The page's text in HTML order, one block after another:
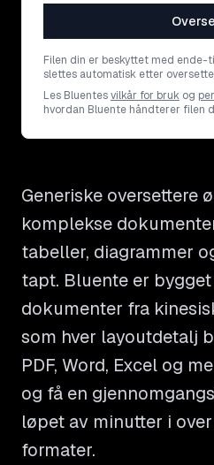
Filen din er beskyttet med
slettes automatisk etter
Les Bluentesvilkår for bruk og
hvordan Bluente håndterer filen
Generiske oversettere
komplekse
tabeller, diagrammer
tapt. Bluente er
dokumenter fra
som hver layoutdetalj
PDF, Word, Excel og
og få en
løpet av minutter i
formater.